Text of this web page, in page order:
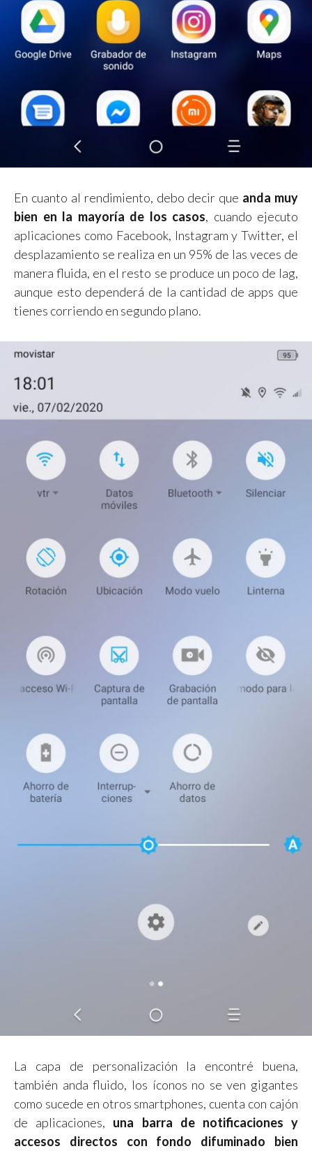
En cuanto al rendimiento, debo decir que anda muy
bien en la mayoría de los casos, cuando ejecuto
aplicaciones como Facebook, Instagram y Twitter, el
desplazamiento se realiza en un 95% de las veces de
manera fluida, en el resto se produce un poco de lag,
aunque esto dependerá de la cantidad de apps que
tienes corriendo en segundo plano.
La capa de personalización la encontré buena,
también anda fluido, los íconos no se ven gigantes
como sucede en otros smartphones, cuenta con cajón
de aplicaciones, una barra de notificaciones y
accesos directos con fondo difuminado bien